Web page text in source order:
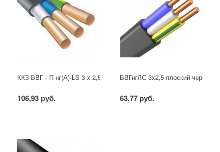
ККЗ ВВГ - П нг(А)-LS 3 х 2,5 ГОСТ
106,93 руб.
ВВГнгЛС 3x2,5 плоский черный
63,77 руб.